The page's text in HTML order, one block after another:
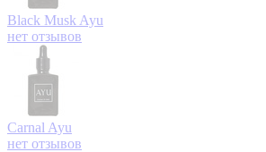
Black Musk Ayu
нет отзывов
Carnal Ayu
нет отзывов